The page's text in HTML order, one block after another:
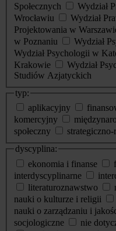
Społecznych
Wydział
Wrocławiu
Wydział
Projektowania w
w Poznaniu
Wydział
Wydział Psychologii w
Krakowie
Wydział
Studiów Azjatyckich
typ:
aplikacyjny
komercyjny
społeczny
dyscyplina:
ekonomia i finanse
interdyscyplinarne
literaturoznawstwo
nauki o kulturze i religii
nauki o zarządzaniu i
socjologiczne
nie